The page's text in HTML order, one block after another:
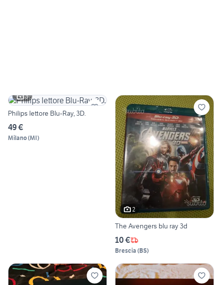
3
Philips lettore Blu-Ray, 3D.
49 €
Milano(MI)
2
The Avengers blu ray 3d
10 €
Brescia (BS)